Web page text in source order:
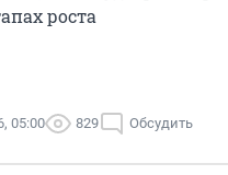
роста
05:00 829 Обсудить